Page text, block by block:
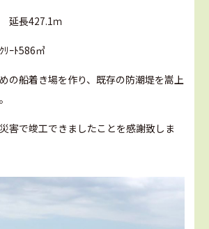
427.1ｍ
586㎥
の船着き場を作り、既存の防潮堤を嵩上
害で竣工できましたことを感謝致しま